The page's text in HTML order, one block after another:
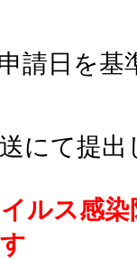
請日を基
にて提出
ルス感染